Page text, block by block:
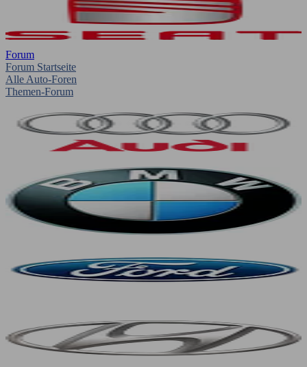
Forum
Forum Startseite
Alle Auto-Foren
Themen-Forum